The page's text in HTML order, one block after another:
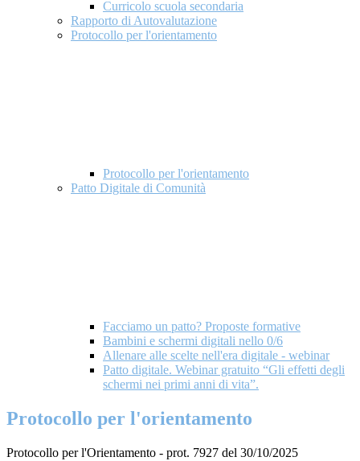
Curricolo scuola secondaria
Rapporto di Autovalutazione
Protocollo per l'orientamento
Protocollo per l'orientamento
Patto Digitale di Comunità
Facciamo un patto? Proposte formative
Bambini e schermi digitali nello 0/6
Allenare alle scelte nell'era digitale - webinar
Patto digitale. Webinar gratuito “Gli effetti degli
schermi nei primi anni di vita”.
Protocollo per l'orientamento
Protocollo per l'Orientamento - prot. 7927 del 30/10/2025